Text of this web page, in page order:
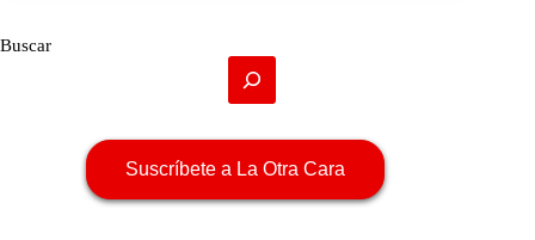
Buscar
Suscríbete a La Otra Cara